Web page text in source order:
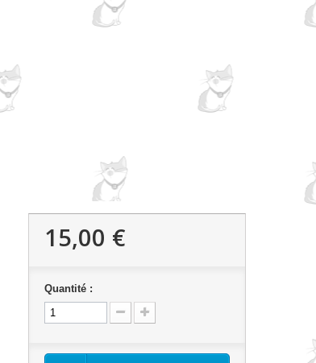
15,00 €
Quantité :